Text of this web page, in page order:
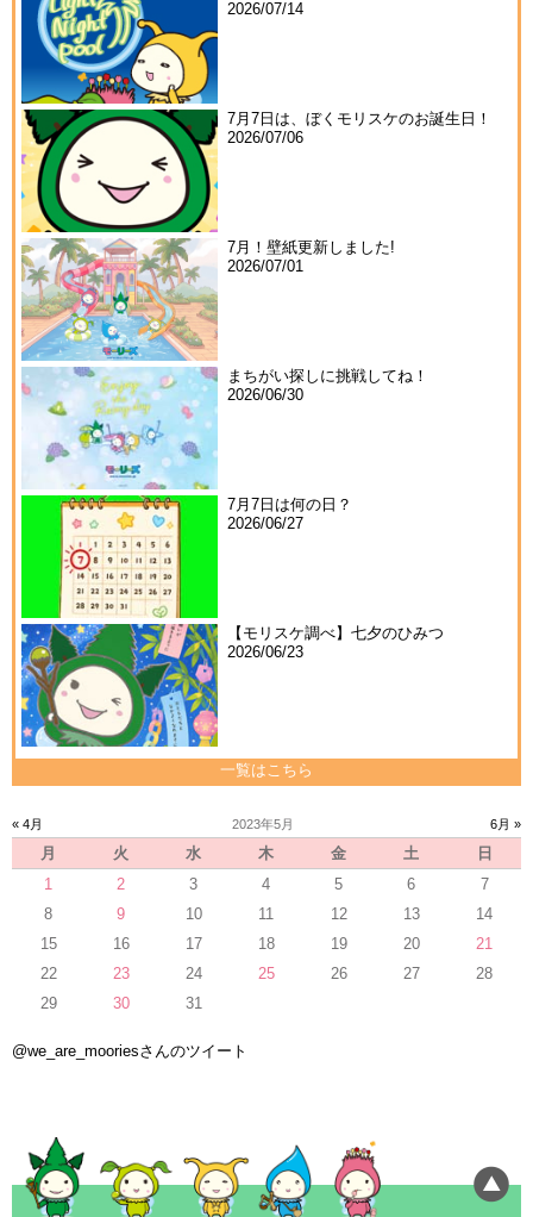
2026/07/14
7月7日は、ぼくモリスケのお誕生日！
2026/07/06
7月！壁紙更新しました!
2026/07/01
まちがい探しに挑戦してね！
2026/06/30
7月7日は何の日？
2026/06/27
【モリスケ調べ】七夕のひみつ
2026/06/23
一覧はこちら
« 4月 2023年5月 6月 »
月 火 水 木 金 土
日
1
2 3 4 5 6
7
8
9 10 11 12 13
14
15
16 17 18 19 20
21
22
23 24 25 26 27
28
29
30 31
@we_are_mooriesさんのツイート